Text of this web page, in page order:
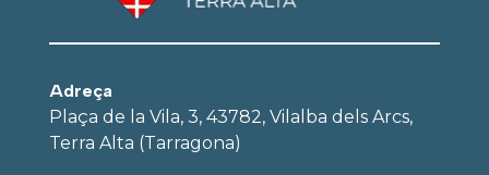
Adreça
Plaça de la Vila, 3, 43782, Vilalba dels Arcs,
Terra Alta (Tarragona)